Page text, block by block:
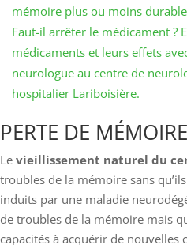
mémoire plus ou moins
Faut-il arrêter le médicament ?
médicaments et leurs effets
neurologue au centre de
hospitalier Lariboisière.
PERTE DE
Le vieillissement naturel du
troubles de la mémoire sans
induits par une maladie
de troubles de la mémoire mais
capacités à acquérir de nouvelles